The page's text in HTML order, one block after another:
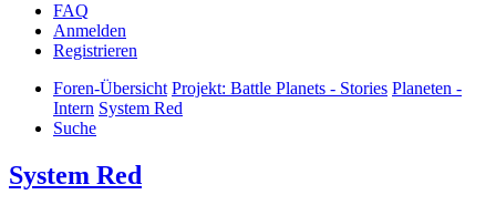
FAQ
Anmelden
Registrieren
Foren-Übersicht Projekt: Battle Planets - Stories Planeten -
Intern System Red
Suche
System Red